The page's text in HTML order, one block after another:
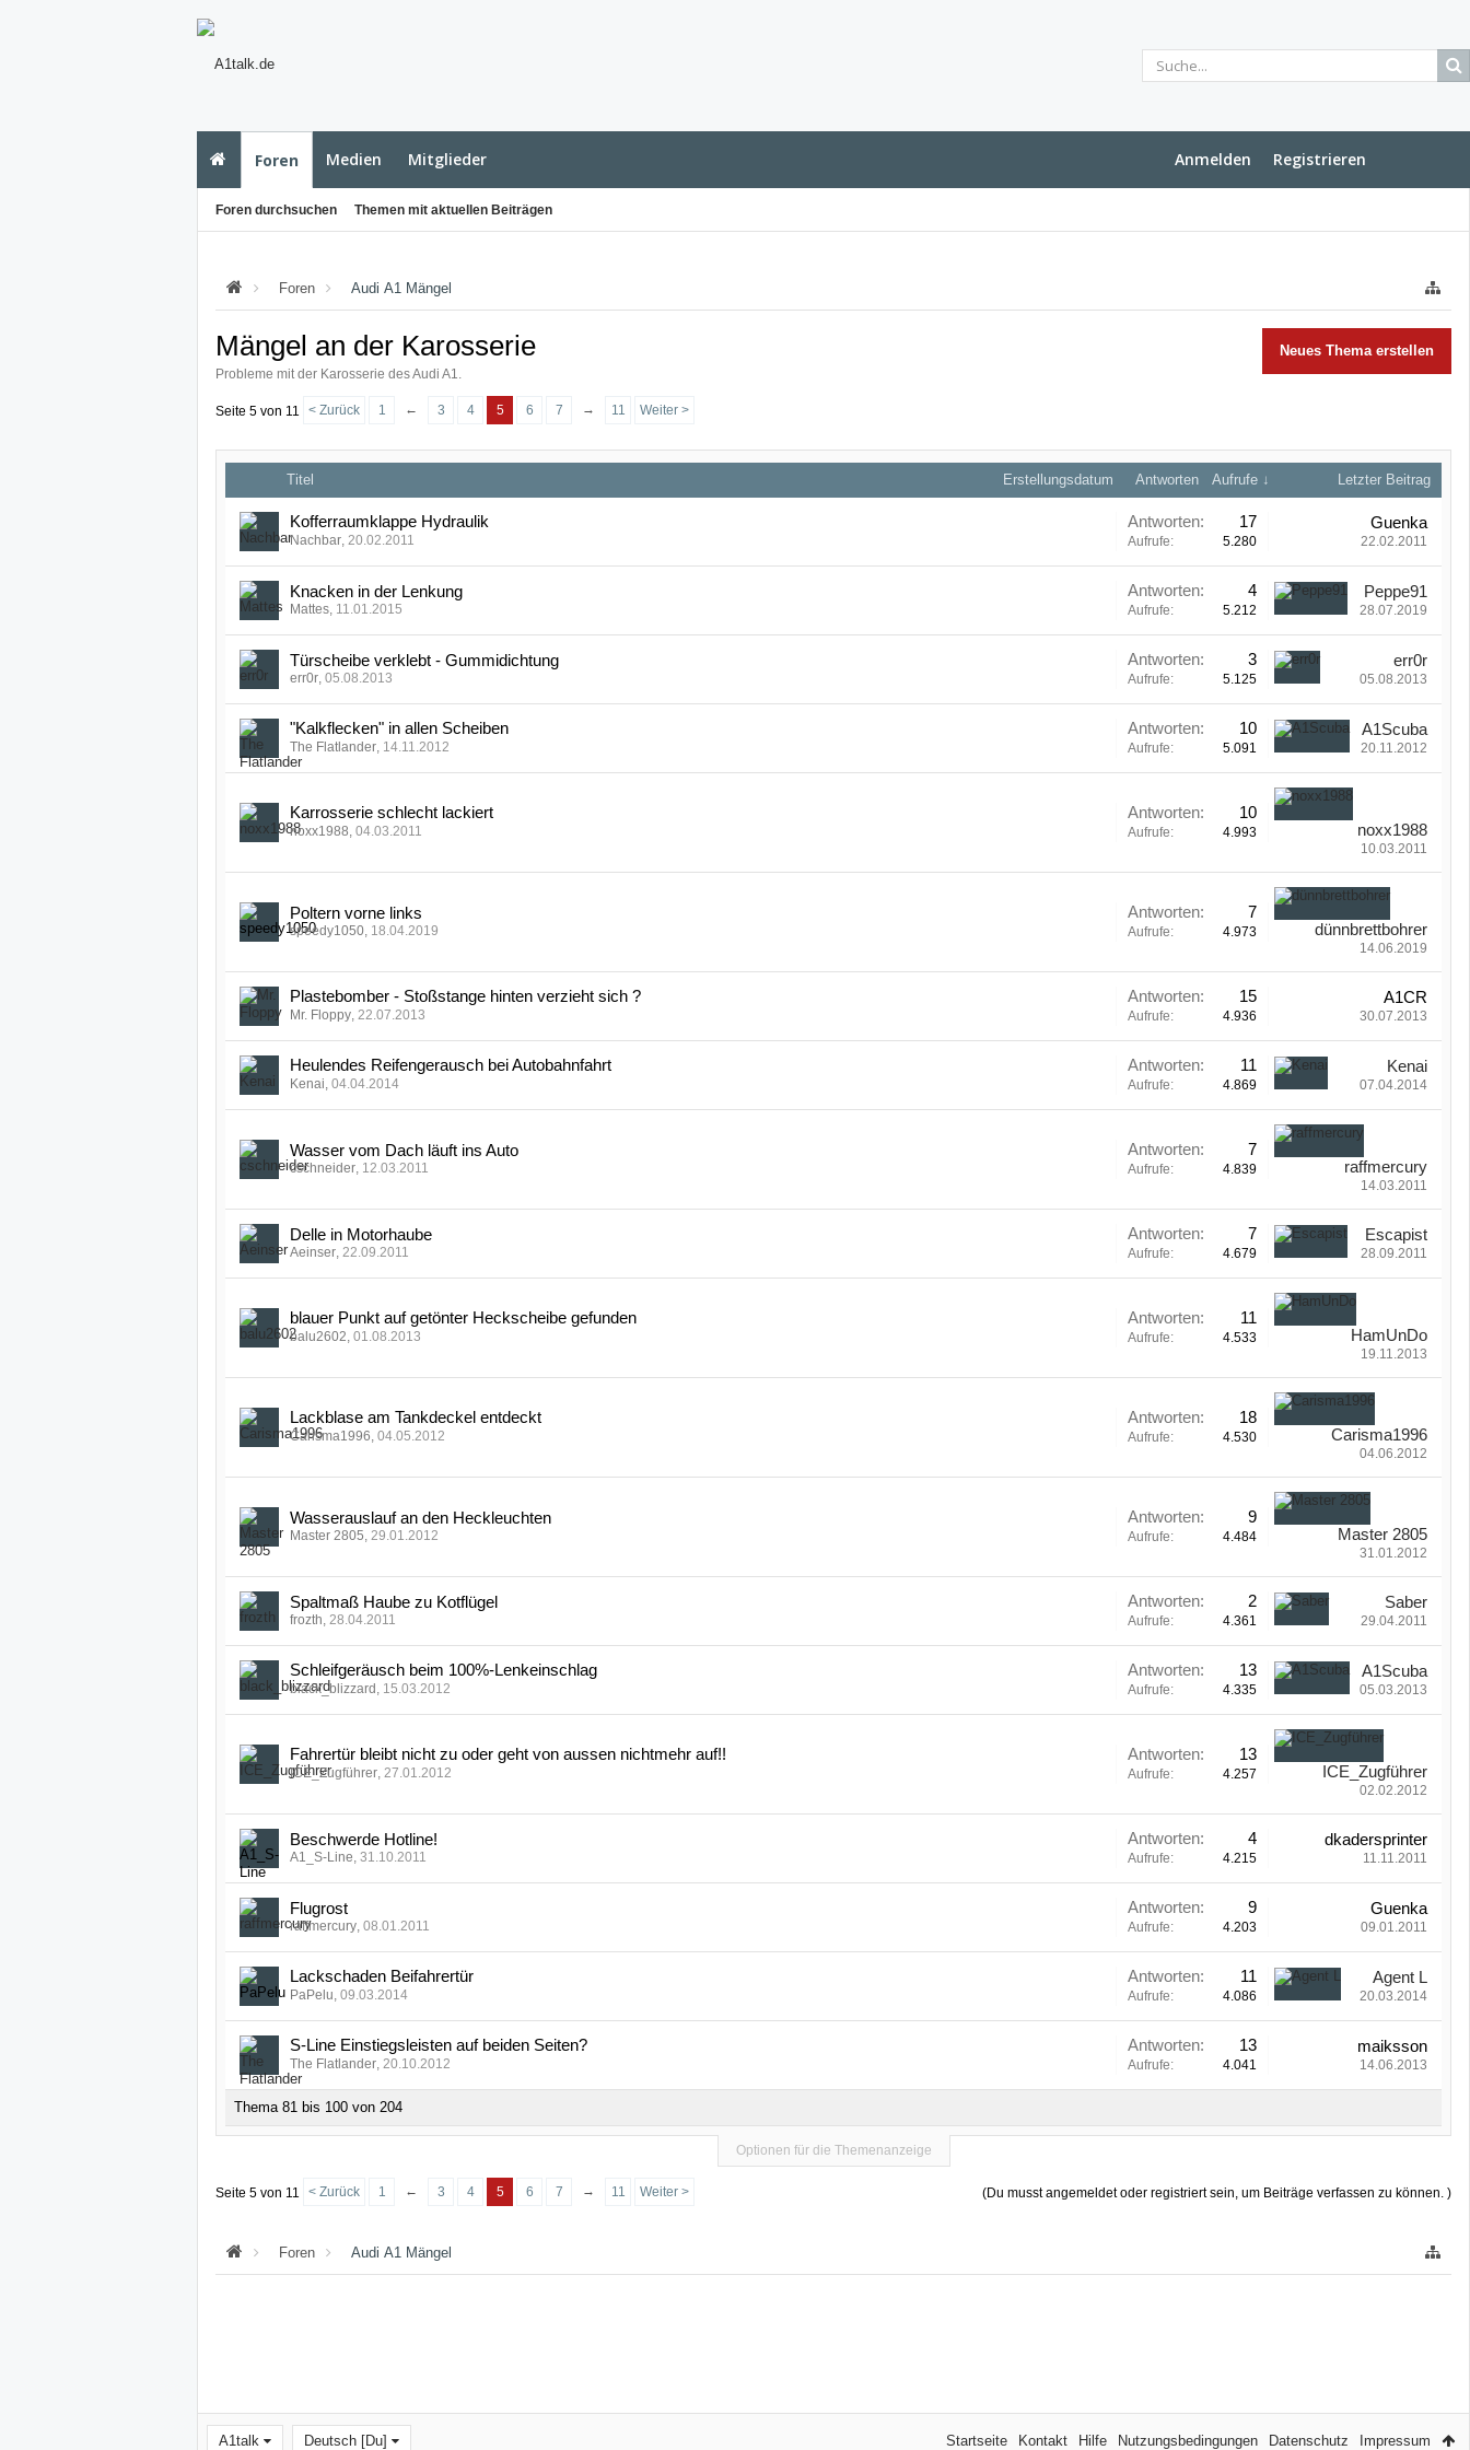
Foren
Foren durchsuchen Themen mit aktuellen Beiträgen
Medien Mitglieder Anmelden Registrieren
Foren Audi A1 Mängel
Neues Thema erstellen
Mängel an der Karosserie
Probleme mit der Karosserie des Audi A1.
Seite 5 von 11 < Zurück 1 ← 3 4 5 6 7 → 11 Weiter >
Titel Erstellungsdatum Antworten Aufrufe ↓ Letzter Beitrag
Kofferraumklappe Hydraulik
Nachbar, 20.02.2011
Antworten: 17
Aufrufe: 5.280
Guenka
22.02.2011
Knacken in der Lenkung
Mattes, 11.01.2015
Antworten: 4
Aufrufe: 5.212
Peppe91
28.07.2019
Türscheibe verklebt - Gummidichtung
err0r, 05.08.2013
Antworten: 3
Aufrufe: 5.125
err0r
05.08.2013
"Kalkflecken" in allen Scheiben
The Flatlander, 14.11.2012
Antworten: 10
Aufrufe: 5.091
A1Scuba
20.11.2012
Karrosserie schlecht lackiert
noxx1988, 04.03.2011
Antworten: 10
Aufrufe: 4.993 noxx1988
10.03.2011
Poltern vorne links
speedy1050, 18.04.2019
Antworten: 7
Aufrufe: 4.973 dünnbrettbohrer
14.06.2019
Plastebomber - Stoßstange hinten verzieht sich ?
Mr. Floppy, 22.07.2013
Antworten: 15
Aufrufe: 4.936
A1CR
30.07.2013
Heulendes Reifengerausch bei Autobahnfahrt
Kenai, 04.04.2014
Antworten: 11
Aufrufe: 4.869
Kenai
07.04.2014
Wasser vom Dach läuft ins Auto
cschneider, 12.03.2011
Antworten: 7
Aufrufe: 4.839 raffmercury
14.03.2011
Delle in Motorhaube
Aeinser, 22.09.2011
Antworten: 7
Aufrufe: 4.679
Escapist
28.09.2011
blauer Punkt auf getönter Heckscheibe gefunden
balu2602, 01.08.2013
Antworten: 11
Aufrufe: 4.533 HamUnDo
19.11.2013
Lackblase am Tankdeckel entdeckt
Carisma1996, 04.05.2012
Antworten: 18
Aufrufe: 4.530 Carisma1996
04.06.2012
Wasserauslauf an den Heckleuchten
Master 2805, 29.01.2012
Antworten: 9
Aufrufe: 4.484 Master 2805
31.01.2012
Spaltmaß Haube zu Kotflügel
frozth, 28.04.2011
Antworten: 2
Aufrufe: 4.361
Saber
29.04.2011
Schleifgeräusch beim 100%-Lenkeinschlag
black_blizzard , 15.03.2012
Antworten: 13
Aufrufe: 4.335
A1Scuba
05.03.2013
Fahrertür bleibt nicht zu oder geht von aussen nichtmehr auf!!
ICE_Zugführer, 27.01.2012
Antworten: 13
Aufrufe: 4.257 ICE_Zugführer
02.02.2012
Beschwerde Hotline!
A1_S-Line, 31.10.2011
Antworten: 4
Aufrufe: 4.215
dkadersprinter
11.11.2011
Flugrost
raffmercury, 08.01.2011
Antworten: 9
Aufrufe: 4.203
Guenka
09.01.2011
Lackschaden Beifahrertür
PaPelu, 09.03.2014
Antworten: 11
Aufrufe: 4.086
Agent L
20.03.2014
S-Line Einstiegsleisten auf beiden Seiten?
The Flatlander, 20.10.2012
Antworten: 13
Aufrufe: 4.041
maiksson
14.06.2013
Thema 81 bis 100 von 204
Optionen für die Themenanzeige
(Du musst angemeldet oder registriert sein, um Beiträge verfassen zu können. )
Seite 5 von 11 < Zurück 1 ← 3 4 5 6 7 → 11 Weiter >
Foren Audi A1 Mängel
A1talk Deutsch [Du] Startseite Kontakt Hilfe Nutzungsbedingungen Datenschutz Impressum